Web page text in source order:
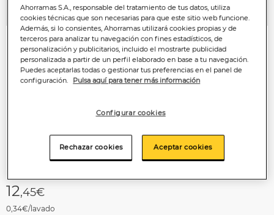
Anterior
12,45€
0,34€/lavado
Ahorramas S.A., responsable del tratamiento de tus datos, utiliza
cookies técnicas que son necesarias para que este sitio web funcione.
Además, si lo consientes, Ahorramas utilizará cookies propias y de
terceros para analizar tu navegación con fines estadísticos, de
personalización y publicitarios, incluido el mostrarte publicidad
personalizada a partir de un perfil elaborado en base a tu navegación.
Puedes aceptarlas todas o gestionar tus preferencias en el panel de
configuración.
Pulsa aquí para tener más información
Configurar cookies
Rechazar cookies Aceptar cookies